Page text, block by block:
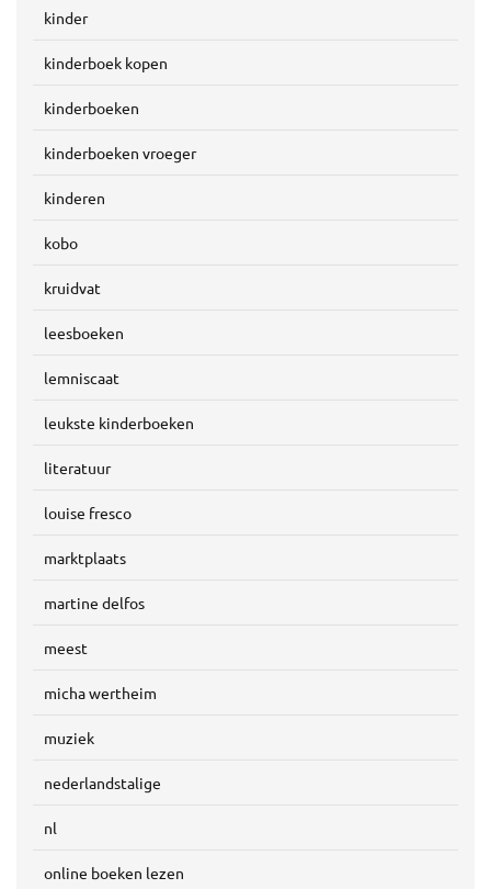
kinder
kinderboek kopen
kinderboeken
kinderboeken vroeger
kinderen
kobo
kruidvat
leesboeken
lemniscaat
leukste kinderboeken
literatuur
louise fresco
marktplaats
martine delfos
meest
micha wertheim
muziek
nederlandstalige
nl
online boeken lezen